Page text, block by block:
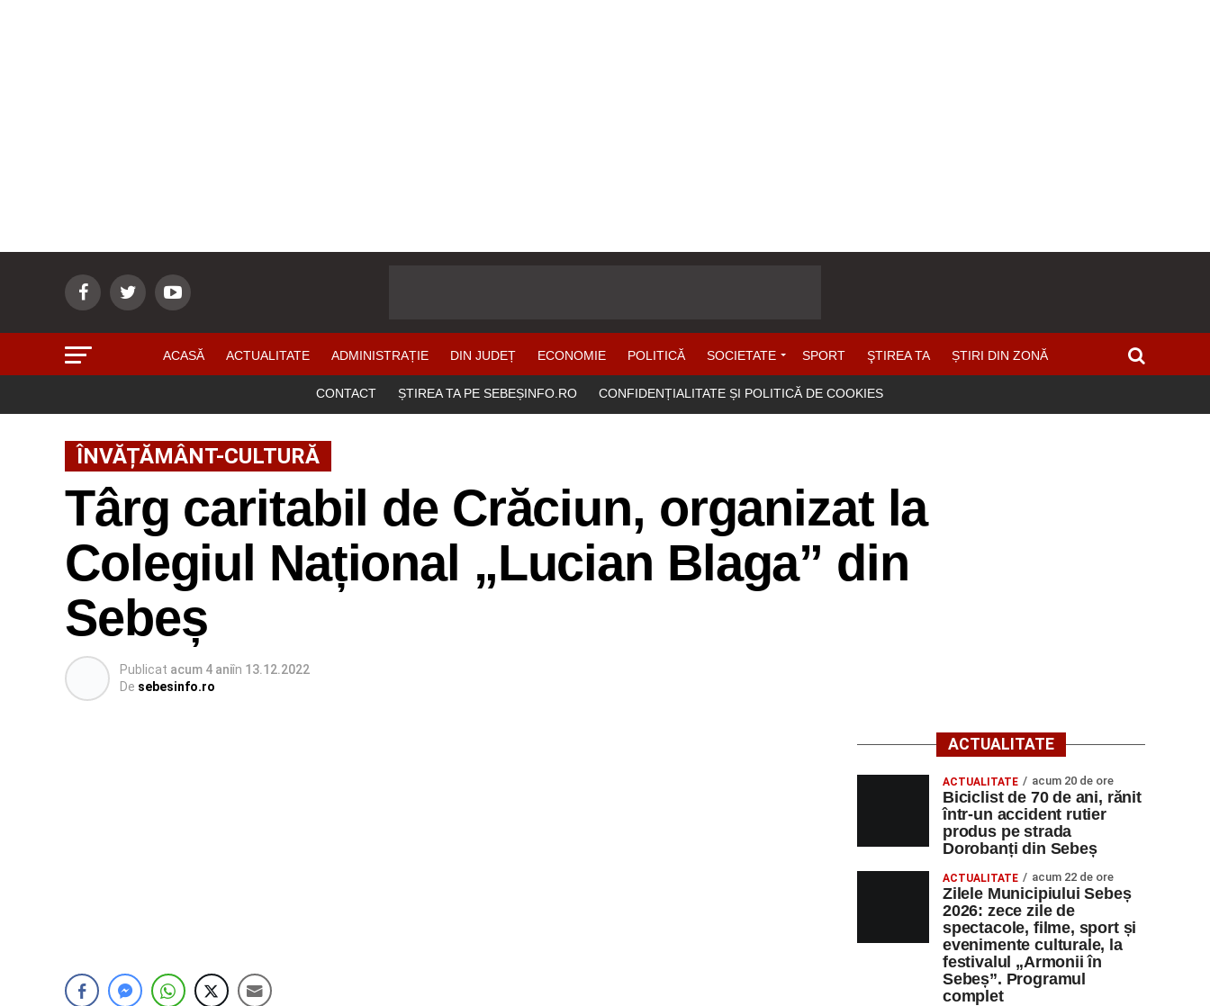
ACASĂ ACTUALITATE ADMINISTRAȚIE DIN JUDEȚ ECONOMIE POLITICĂ SOCIETATE SPORT ŞTIREA TA ȘTIRI DIN ZONĂ
CONTACT ȘTIREA TA PE SEBEȘINFO.RO CONFIDENȚIALITATE ȘI POLITICĂ DE COOKIES
ÎNVĂȚĂMÂNT-CULTURĂ
Târg caritabil de Crăciun, organizat la
Colegiul Național „Lucian Blaga” din
Sebeș
Publicat acum 4 aniîn 13.12.2022
De sebesinfo.ro
ACTUALITATE
ACTUALITATE acum 20 de ore
Biciclist de 70 de ani, rănit
într-un accident rutier
produs pe strada
Dorobanți din Sebeș
ACTUALITATE acum 22 de ore
Zilele Municipiului Sebeș
2026: zece zile de
spectacole, filme, sport și
evenimente culturale, la
festivalul „Armonii în
Sebeș”. Programul
complet